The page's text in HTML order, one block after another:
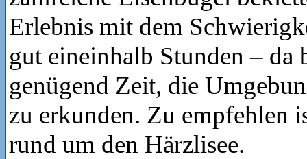
Erlebnis mit dem
gut eineinhalb Stunden – da
genügend Zeit, die
zu erkunden. Zu empfehlen
rund um den Härzlisee.